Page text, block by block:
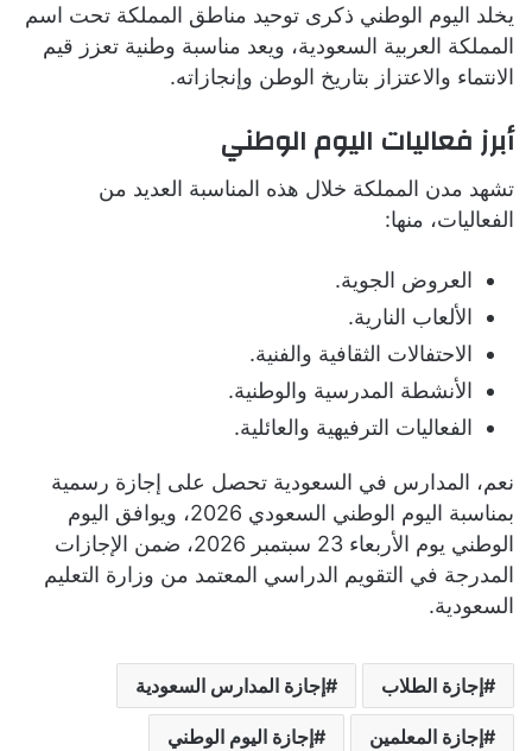
يخلد اليوم الوطني ذكرى توحيد مناطق المملكة تحت اسم
المملكة العربية السعودية، ويعد مناسبة وطنية تعزز قيم
الانتماء والاعتزاز بتاريخ الوطن وإنجازاته.
أبرز فعاليات اليوم الوطني
تشهد مدن المملكة خلال هذه المناسبة العديد من
الفعاليات، منها:
العروض الجوية.
الألعاب النارية.
الاحتفالات الثقافية والفنية.
الأنشطة المدرسية والوطنية.
الفعاليات الترفيهية والعائلية.
نعم، المدارس في السعودية تحصل على إجازة رسمية
بمناسبة اليوم الوطني السعودي 2026، ويوافق اليوم
الوطني يوم الأربعاء 23 سبتمبر 2026، ضمن الإجازات
المدرجة في التقويم الدراسي المعتمد من وزارة التعليم
السعودية.
إجازة الطلاب إجازة المدارس السعودية
إجازة المعلمين إجازة اليوم الوطني